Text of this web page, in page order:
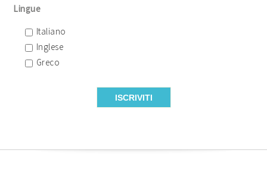
Lingue
Italiano
Inglese
Greco